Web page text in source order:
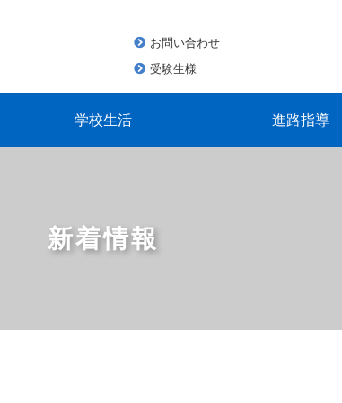
お問い合わせ
受験生様
学校生活 進路指導
新着情報